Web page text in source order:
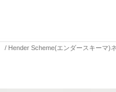
Hender Scheme(エンダースキーマ)